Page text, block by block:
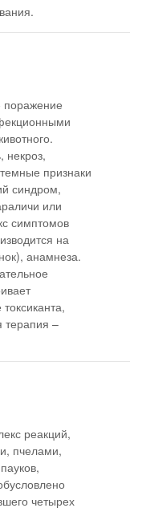
поражение
некроз,
признаки
синдром,
или
симптомов
на
анамнеза.
терапия –
реакций,
пчелами,
четырех